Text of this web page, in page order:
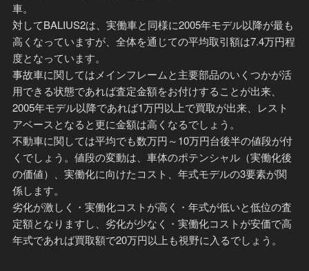
車。
対してBALIUS2は、実働車と同様に2005年モデル以降が最も
高くなっていますが、全体を通じての平均取引額は7.4万円程
度となっています。
事故車に関してはメインフレームと主要部品のいくつかが活
用できる状態であれば査定金額をお付けすることが出来、
2005年モデル以降であれば1万円以上で買取が出来、レスト
アベースとなると更に金額は高くなるでしょう。
不動車に関しては平均でも数万円～10万円台後半の値段が付
くでしょう。値段の変動は、車体のポテンシャル（実働化後
の価値）、実働化に向けたコスト、年式モデルの3要素が関
係します。
劣化が激しく・実働化コストが高く・年式が低いと低位の査
定額となりますし、劣化が少なく・実働化コストが安価で高
年式であれば買取額で20万円以上も視野に入るでしょう。